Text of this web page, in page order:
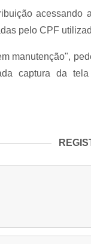
pelo CPF
manutenção",
captura da